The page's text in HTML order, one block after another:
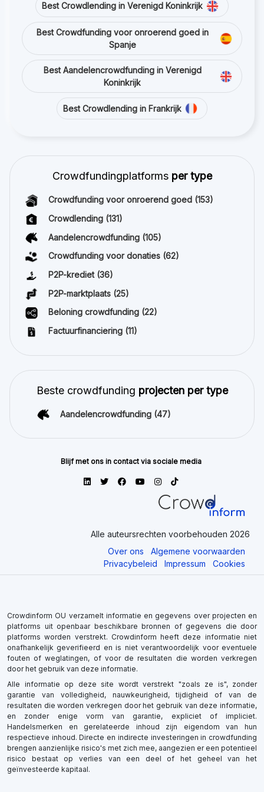
Best Crowdlending in Verenigd Koninkrijk
Best Crowdfunding voor onroerend goed in
Spanje
Best Aandelencrowdfunding in Verenigd
Koninkrijk
Best Crowdlending in Frankrijk
Crowdfundingplatforms per type
Crowdfunding voor onroerend goed (153)
Crowdlending (131)
Aandelencrowdfunding (105)
Crowdfunding voor donaties (62)
P2P-krediet (36)
P2P-marktplaats (25)
Beloning crowdfunding (22)
Factuurfinanciering (11)
Beste crowdfunding projecten per type
Aandelencrowdfunding (47)
Blijf met ons in contact via sociale media
Alle auteursrechten voorbehouden 2026
Over ons
Algemene voorwaarden
Privacybeleid
Impressum Cookies
Crowdinform OU verzamelt informatie en gegevens over projecten en
platforms uit openbaar beschikbare bronnen of gegevens die door
platforms worden verstrekt. Crowdinform heeft deze informatie niet
onafhankelijk geverifieerd en is niet verantwoordelijk voor eventuele
fouten of weglatingen, of voor de resultaten die worden verkregen
door het gebruik van deze informatie.
Alle informatie op deze site wordt verstrekt "zoals ze is", zonder
garantie van volledigheid, nauwkeurigheid, tijdigheid of van de
resultaten die worden verkregen door het gebruik van deze informatie,
en zonder enige vorm van garantie, expliciet of impliciet.
Handelsmerken en gerelateerde inhoud zijn eigendom van hun
respectieve inhoud. Directe en indirecte investeringen in crowdfunding
brengen aanzienlijke risico's met zich mee, aangezien er een potentieel
risico bestaat op verlies van een deel of het geheel van het
geïnvesteerde kapitaal.